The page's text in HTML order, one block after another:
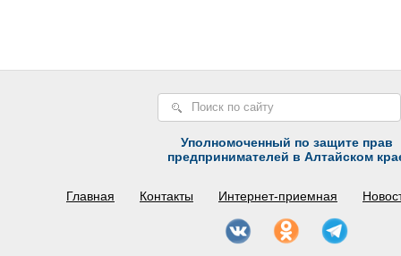
Уполномоченный по защите прав
предпринимателей в Алтайском
Главная Контакты Интернет-приемная